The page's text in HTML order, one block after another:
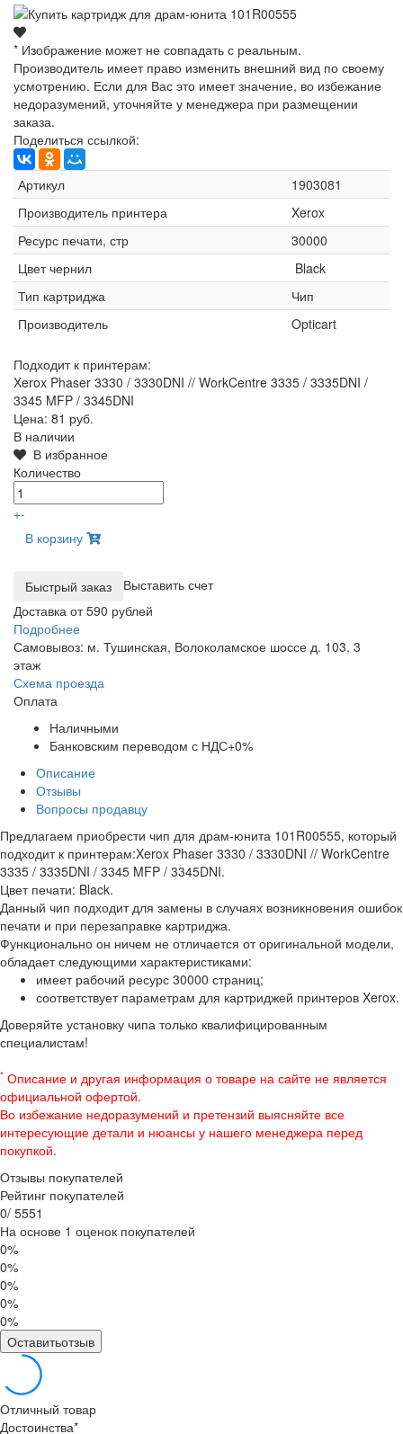
* Изображение может не совпадать с реальным.
Производитель имеет право изменить внешний вид по своему
усмотрению. Если для Вас это имеет значение, во избежание
недоразумений, уточняйте у менеджера при размещении
заказа.
Поделиться ссылкой:
Артикул
1903081
Производитель принтера
Xerox
Ресурс печати, стр
30000
Цвет чернил
Black
Тип картриджа
Чип
Производитель
Opticart
Подходит к принтерам:
Xerox Phaser 3330 / 3330DNI // WorkCentre 3335 / 3335DNI /
3345 MFP / 3345DNI
Цена: 81 руб.
В наличии
В избранное
Количество
+-
В корзину
Выставить счет
Доставка от 590 рублей
Подробнее
Самовывоз: м. Тушинская, Волоколамское шоссе д. 103, 3
этаж
Схема проезда
Оплата
Наличными
Банковским переводом с НДС+0%
Описание
Отзывы
Вопросы продавцу
Предлагаем приобрести чип для драм-юнита 101R00555, который
подходит к принтерам:Xerox Phaser 3330 / 3330DNI // WorkCentre
3335 / 3335DNI / 3345 MFP / 3345DNI.
Цвет печати: Black.
Данный чип подходит для замены в случаях возникновения ошибок
печати и при перезаправке картриджа.
Функционально он ничем не отличается от оригинальной модели,
обладает следующими характеристиками:
имеет рабочий ресурс 30000 страниц;
соответствует параметрам для картриджей принтеров Xerox.
Доверяйте установку чипа только квалифицированным
специалистам!
* Описание и другая информация о товаре на сайте не является
официальной офертой.
Во избежание недоразумений и претензий выясняйте все
интересующие детали и нюансы у нашего менеджера перед
покупкой.
Отзывы покупателей
Рейтинг покупателей
0/ 5551
На основе 1 оценок покупателей
0%
0%
0%
0%
0%
Оставитьотзыв
Отличный товар
Достоинства*